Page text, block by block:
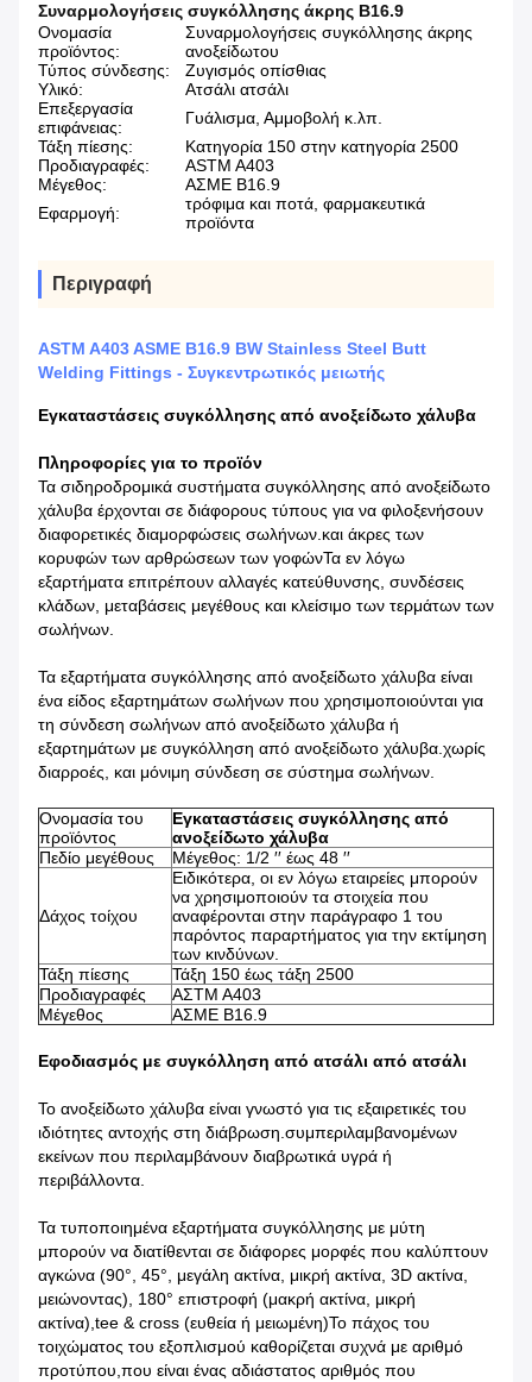
Συναρμολογήσεις συγκόλλησης άκρης B16.9
Ονομασία
προϊόντος:
Συναρμολογήσεις συγκόλλησης άκρης
ανοξείδωτου
Τύπος σύνδεσης:
Ζυγισμός οπίσθιας
Υλικό:
Ατσάλι ατσάλι
Επεξεργασία
επιφάνειας:
Γυάλισμα, Αμμοβολή κ.λπ.
Τάξη πίεσης:
Κατηγορία 150 στην κατηγορία 2500
Προδιαγραφές:
ASTM A403
Μέγεθος:
ΑΣΜΕ Β16.9
Εφαρμογή:
τρόφιμα και ποτά, φαρμακευτικά
προϊόντα
Περιγραφή
ASTM A403 ASME B16.9 BW Stainless Steel Butt
Welding Fittings - Συγκεντρωτικός μειωτής
Εγκαταστάσεις συγκόλλησης από ανοξείδωτο χάλυβα
Πληροφορίες για το προϊόν
Τα σιδηροδρομικά συστήματα συγκόλλησης από ανοξείδωτο
χάλυβα έρχονται σε διάφορους τύπους για να φιλοξενήσουν
διαφορετικές διαμορφώσεις σωλήνων.και άκρες των
κορυφών των αρθρώσεων των γοφώνΤα εν λόγω
εξαρτήματα επιτρέπουν αλλαγές κατεύθυνσης, συνδέσεις
κλάδων, μεταβάσεις μεγέθους και κλείσιμο των τερμάτων των
σωλήνων.
Τα εξαρτήματα συγκόλλησης από ανοξείδωτο χάλυβα είναι
ένα είδος εξαρτημάτων σωλήνων που χρησιμοποιούνται για
τη σύνδεση σωλήνων από ανοξείδωτο χάλυβα ή
εξαρτημάτων με συγκόλληση από ανοξείδωτο χάλυβα.χωρίς
διαρροές, και μόνιμη σύνδεση σε σύστημα σωλήνων.
Ονομασία του
προϊόντος
Εγκαταστάσεις συγκόλλησης από
ανοξείδωτο χάλυβα
Πεδίο μεγέθους
Μέγεθος: 1/2 ′′ έως 48 ′′
Δάχος τοίχου
Ειδικότερα, οι εν λόγω εταιρείες μπορούν
να χρησιμοποιούν τα στοιχεία που
αναφέρονται στην παράγραφο 1 του
παρόντος παραρτήματος για την εκτίμηση
των κινδύνων.
Τάξη πίεσης
Τάξη 150 έως τάξη 2500
Προδιαγραφές
ΑΣTM A403
Μέγεθος
ΑΣΜΕ Β16.9
Εφοδιασμός με συγκόλληση από ατσάλι από ατσάλι
Το ανοξείδωτο χάλυβα είναι γνωστό για τις εξαιρετικές του
ιδιότητες αντοχής στη διάβρωση.συμπεριλαμβανομένων
εκείνων που περιλαμβάνουν διαβρωτικά υγρά ή
περιβάλλοντα.
Τα τυποποιημένα εξαρτήματα συγκόλλησης με μύτη
μπορούν να διατίθενται σε διάφορες μορφές που καλύπτουν
αγκώνα (90°, 45°, μεγάλη ακτίνα, μικρή ακτίνα, 3D ακτίνα,
μειώνοντας), 180° επιστροφή (μακρή ακτίνα, μικρή
ακτίνα),tee & cross (ευθεία ή μειωμένη)Το πάχος του
τοιχώματος του εξοπλισμού καθορίζεται συχνά με αριθμό
προτύπου,που είναι ένας αδιάστατος αριθμός που